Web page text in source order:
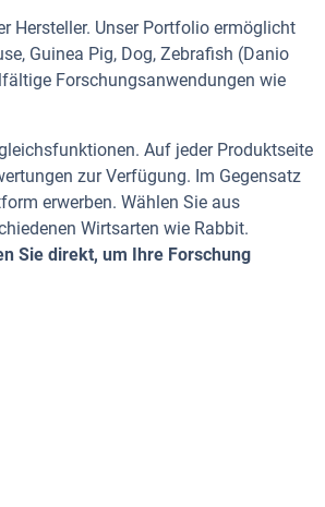
Hersteller. Unser Portfolio ermöglicht
Guinea Pig, Dog, Zebrafish (Danio
Forschungsanwendungen wie
Auf jeder Produktseite
zur Verfügung. Im Gegensatz
erwerben. Wählen Sie aus
Wirtsarten wie Rabbit.
Sie direkt, um Ihre Forschung